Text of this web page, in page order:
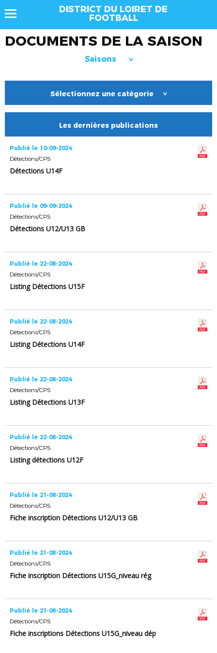
DISTRICT DU LOIRET DE
FOOTBALL
DOCUMENTS DE LA SAISON
Saisons >
Sélectionnez une catégorie >
Les dernières publications
Publié le 10-09-2024
Détections/CPS
Détections U14F
Publié le 09-09-2024
Détections/CPS
Détections U12/U13 GB
Publié le 22-08-2024
Détections/CPS
Listing Détections U15F
Publié le 22-08-2024
Détections/CPS
Listing Détections U14F
Publié le 22-08-2024
Détections/CPS
Listing Détections U13F
Publié le 22-08-2024
Détections/CPS
Listing détections U12F
Publié le 21-08-2024
Détections/CPS
Fiche inscription Détections U12/U13 GB
Publié le 21-08-2024
Détections/CPS
Fiche inscription Détections U15G_niveau rég
Publié le 21-08-2024
Détections/CPS
Fiche inscriptions Détections U15G_niveau dép